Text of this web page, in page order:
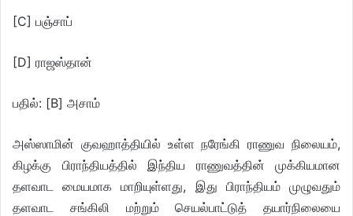
[C] பஞ்சாப்
[D] ராஜஸ்தான்
பதில்: [B] அசாம்
அஸ்ஸாமின் குவஹாத்தியில் உள்ள நரேங்கி ராணுவ நிலையம்,
கிழக்கு பிராந்தியத்தில் இந்திய ராணுவத்தின் முக்கியமான
தளவாட மையமாக மாறியுள்ளது, இது பிராந்தியம் முழுவதும்
தளவாட சங்கிலி மற்றும் செயல்பாட்டுத் தயார்நிலையை